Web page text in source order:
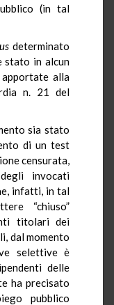
(in tal
determinato
stato in alcun
alla
n. 21 del
sia stato
di un test
censurata,
invocati
infatti, in tal
“chiuso”
titolari dei
dal momento
selettive è
delle
ha precisato
pubblico